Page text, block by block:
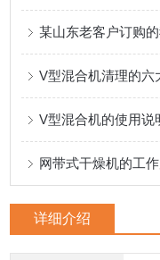
某山东老客户订购
V型混合机清理的六
V型混合机的使用说
网带式干燥机的工
详细介绍